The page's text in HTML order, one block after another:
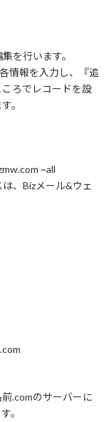
を行います。
情報を入力し、『追
ろでレコードを設
。
~all
、Bizメール&ウェ
.comのサーバーに
。